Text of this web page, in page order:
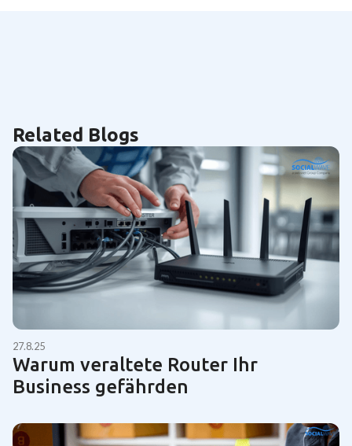
Related Blogs
27.8.25
Warum veraltete Router Ihr
Business gefährden